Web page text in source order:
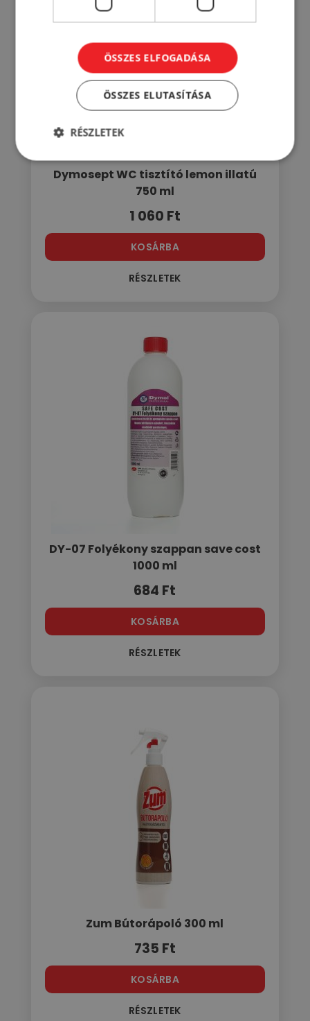
Dymosept WC tisztító lemon illatú
750 ml
1 060 Ft
KOSÁRBA
RÉSZLETEK
DY-07 Folyékony szappan save cost
1000 ml
684 Ft
KOSÁRBA
RÉSZLETEK
Zum Bútorápoló 300 ml
735 Ft
KOSÁRBA
RÉSZLETEK
ÖSSZES ELFOGADÁSA
ÖSSZES ELUTASÍTÁSA
RÉSZLETEK